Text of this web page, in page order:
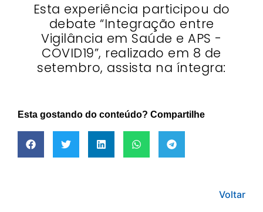
Esta experiência participou do
debate “Integração entre
Vigilância em Saúde e APS -
COVID19”, realizado em 8 de
setembro, assista na íntegra:
Esta gostando do conteúdo? Compartilhe
Voltar